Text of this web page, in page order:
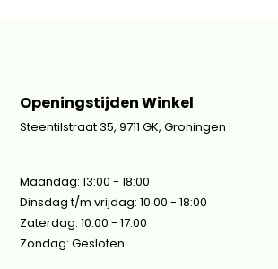
Openingstijden Winkel
Steentilstraat 35, 9711 GK, Groningen
Maandag: 13:00 - 18:00
Dinsdag t/m vrijdag: 10:00 - 18:00
Zaterdag: 10:00 - 17:00
Zondag: Gesloten